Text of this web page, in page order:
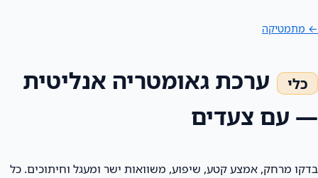
ערכת גאומטריה אנליטית
עם צעדים
מרחק, אמצע קטע, שיפוע, משוואות ישר ומעגל וחיתוכים. כל